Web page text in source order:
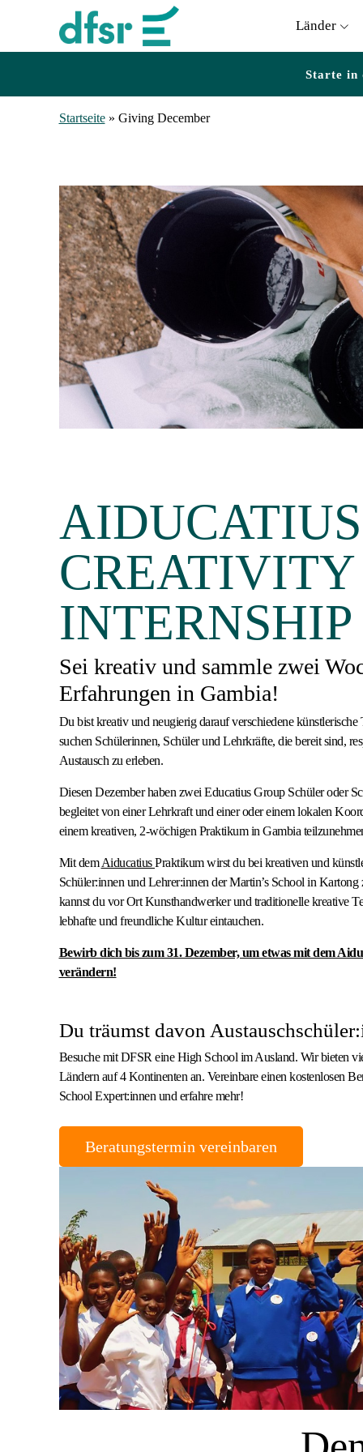
Länder
Starte in
Startseite» Giving December
AIDUCATIUS
CREATIVITY
INTERNSHIP
Sei kreativ und sammle zwei
Erfahrungen in Gambia!
Du bist kreativ und neugierig darauf verschiedene künstlerische
suchen Schülerinnen, Schüler und Lehrkräfte, die bereit sind,
Austausch zu erleben.
Diesen Dezember haben zwei Educatius Group Schüler oder
begleitet von einer Lehrkraft und einer oder einem lokalen
einem kreativen, 2-wöchigen Praktikum in Gambia
Mit demAiducatiusPraktikum wirst du bei kreativen und
Schüler:innen und Lehrer:innen der Martin’s School in Kartong
kannst du vor Ort Kunsthandwerker und traditionelle kreative
lebhafte und freundliche Kultur eintauchen.
Bewirb dich bis zum 31. Dezember, um etwas mit dem
verändern!
Du träumst davon
Besuche mit DFSR eine High School im Ausland. Wir bieten
Ländern auf 4 Kontinenten an. Vereinbare einen kostenlosen
School Expert:innen und erfahre mehr!
Beratungstermin vereinbaren